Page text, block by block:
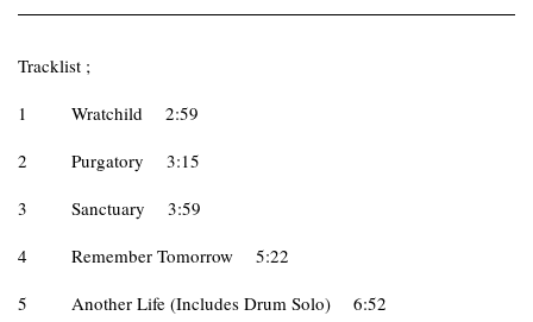
Tracklist ;
1
Wratchild
2:59
2
Purgatory
3:15
3
Sanctuary
3:59
4
Remember Tomorrow
5:22
5
Another Life (Includes Drum Solo) 6:52